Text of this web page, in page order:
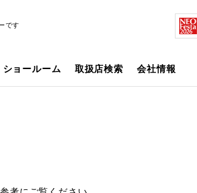
です
ショールーム 取扱店検索 会社情報